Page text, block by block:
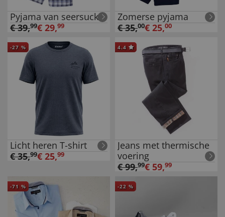
Pyjama van seersucker
€39,99€ 29,99
Zomerse pyjama
€35,00€ 25,00
-27 %
Licht heren T-shirt
€35,99€ 25,99
4.4
Jeans met thermische
voering
€99,99€ 59,99
-71 % -22 %